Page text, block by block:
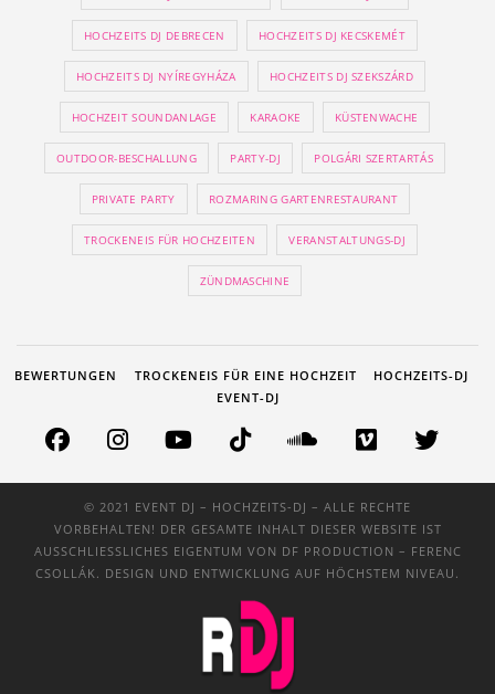
HOCHZEITS DJ DEBRECEN HOCHZEITS DJ KECSKEMÉT
HOCHZEITS DJ NYÍREGYHÁZA HOCHZEITS DJ SZEKSZÁRD
HOCHZEIT SOUNDANLAGE KARAOKE KÜSTENWACHE
OUTDOOR-BESCHALLUNG PARTY-DJ POLGÁRI SZERTARTÁS
PRIVATE PARTY ROZMARING GARTENRESTAURANT
TROCKENEIS FÜR HOCHZEITEN VERANSTALTUNGS-DJ
ZÜNDMASCHINE
BEWERTUNGEN TROCKENEIS FÜR EINE HOCHZEIT
HOCHZEITS-DJ
EVENT-DJ
© 2021 EVENT DJ – HOCHZEITS-DJ – ALLE RECHTE
VORBEHALTEN! DER GESAMTE INHALT DIESER WEBSITE IST
AUSSCHLIESSLICHES EIGENTUM VON DF PRODUCTION – FERENC
CSOLLÁK. DESIGN UND ENTWICKLUNG AUF HÖCHSTEM NIVEAU.